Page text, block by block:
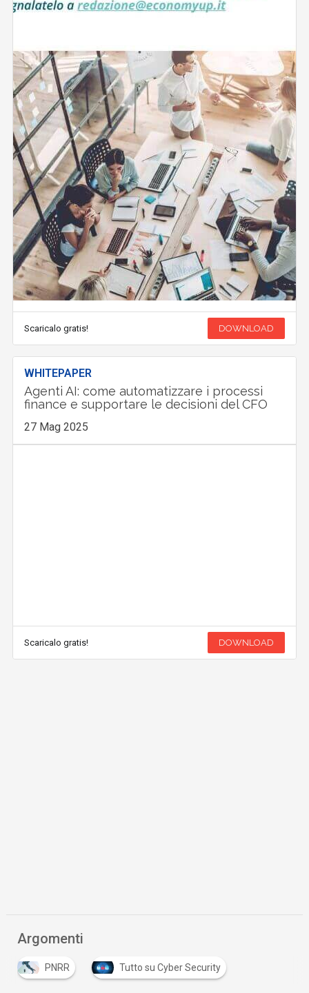
Scaricalo gratis! DOWNLOAD
WHITEPAPER
Agenti AI: come automatizzare i processi
finance e supportare le decisioni del CFO
27 Mag 2025
Scaricalo gratis! DOWNLOAD
Argomenti
PNRR Tutto su Cyber Security